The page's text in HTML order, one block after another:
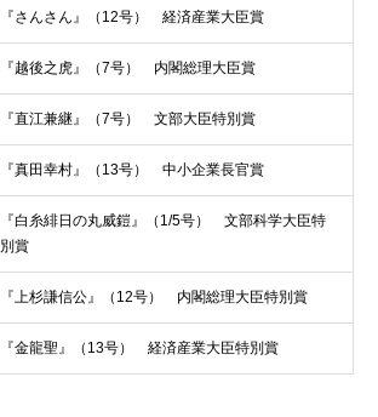
『さんさん』（12号） 経済産業大臣賞
『越後之虎』（7号） 内閣総理大臣賞
『直江兼継』（7号） 文部大臣特別賞
『真田幸村』（13号） 中小企業長官賞
『白糸緋日の丸威鎧』（1/5号） 文部科学大臣特
別賞
『上杉謙信公』（12号） 内閣総理大臣特別賞
『金龍聖』（13号） 経済産業大臣特別賞